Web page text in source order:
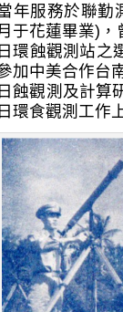
年服務於聯勤
于花蓮畢業)
日環蝕觀測站之
加中美合作台
日蝕觀測及計算
日環食觀測工作